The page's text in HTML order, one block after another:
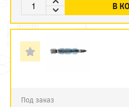
В
Под заказ